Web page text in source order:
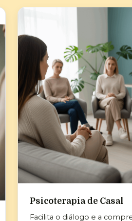
Psicoterapia de Casal
Facilita o diálogo e a